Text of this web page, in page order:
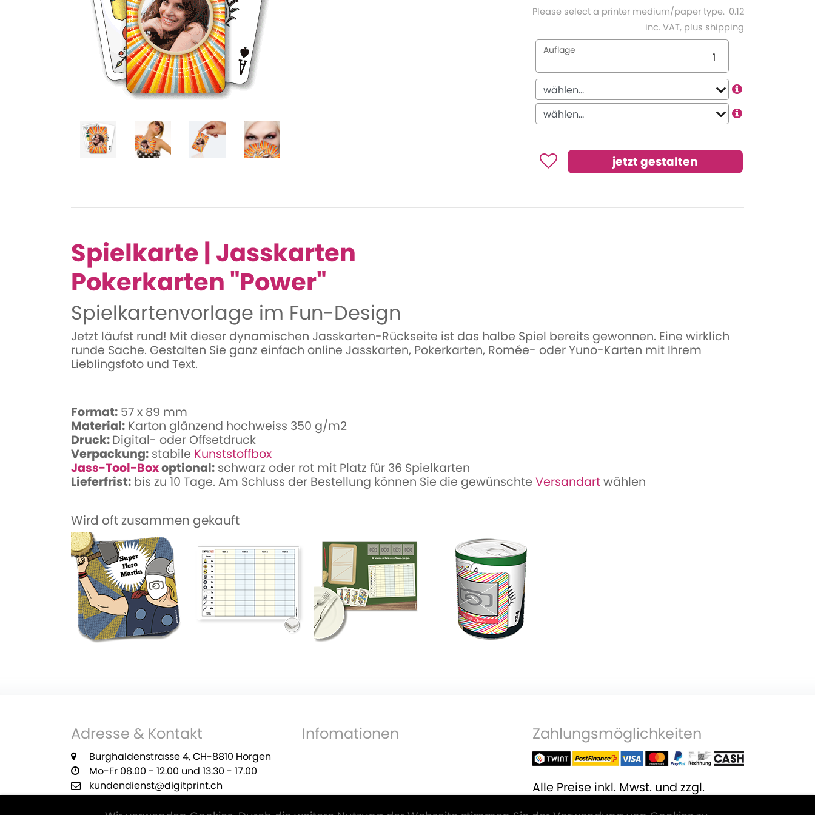
Please select a printer medium/paper type. 0.12
inc. VAT, plus shipping
Auflage
Spielkarte | Jasskarten
Pokerkarten "Power"
Spielkartenvorlage im Fun-Design
Jetzt läufst rund! Mit dieser dynamischen Jasskarten-Rückseite ist das halbe Spiel bereits gewonnen. Eine wirklich
runde Sache. Gestalten Sie ganz einfach online Jasskarten, Pokerkarten, Romée- oder Yuno-Karten mit Ihrem
Lieblingsfoto und Text.
Format: 57 x 89 mm
Material: Karton glänzend hochweiss 350 g/m2
Druck:Digital- oder Offsetdruck
Verpackung: stabile Kunststoffbox
Jass-Tool-Boxoptional: schwarz oder rot mit Platz für 36 Spielkarten
Lieferfrist: bis zu 10 Tage. Am Schluss der Bestellung können Sie die gewünschte Versandartwählen
Wird oft zusammen gekauft
Adresse & Kontakt
Burghaldenstrasse 4, CH-8810 Horgen
Mo-Fr 08.00 - 12.00 und 13.30 - 17.00
kundendienst@digitprint.ch
Infomationen Zahlungsmöglichkeiten
Alle Preise inkl. Mwst. und zzgl.